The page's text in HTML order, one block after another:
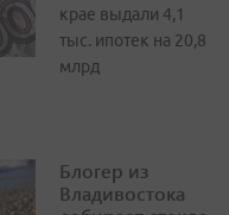
крае выдали 4,1
тыс. ипотек на 20,8
млрд
Блогер из
Владивостока